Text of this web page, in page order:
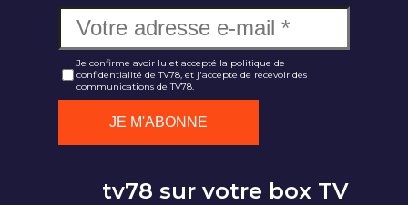
Je confirme avoir lu et accepté la politique de
confidentialité de TV78, et j'accepte de recevoir des
communications de TV78.
tv78 sur votre box TV